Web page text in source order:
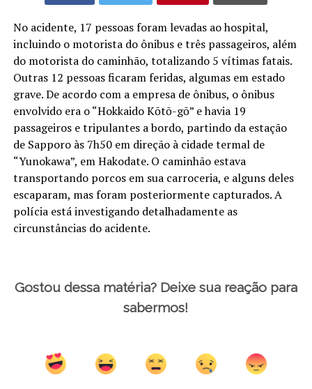
No acidente, 17 pessoas foram levadas ao hospital,
incluindo o motorista do ônibus e três passageiros, além
do motorista do caminhão, totalizando 5 vítimas fatais.
Outras 12 pessoas ficaram feridas, algumas em estado
grave. De acordo com a empresa de ônibus, o ônibus
envolvido era o “Hokkaido Kōtō-gō” e havia 19
passageiros e tripulantes a bordo, partindo da estação
de Sapporo às 7h50 em direção à cidade termal de
“Yunokawa”, em Hakodate. O caminhão estava
transportando porcos em sua carroceria, e alguns deles
escaparam, mas foram posteriormente capturados. A
polícia está investigando detalhadamente as
circunstâncias do acidente.
Gostou dessa matéria? Deixe sua reação para
sabermos!